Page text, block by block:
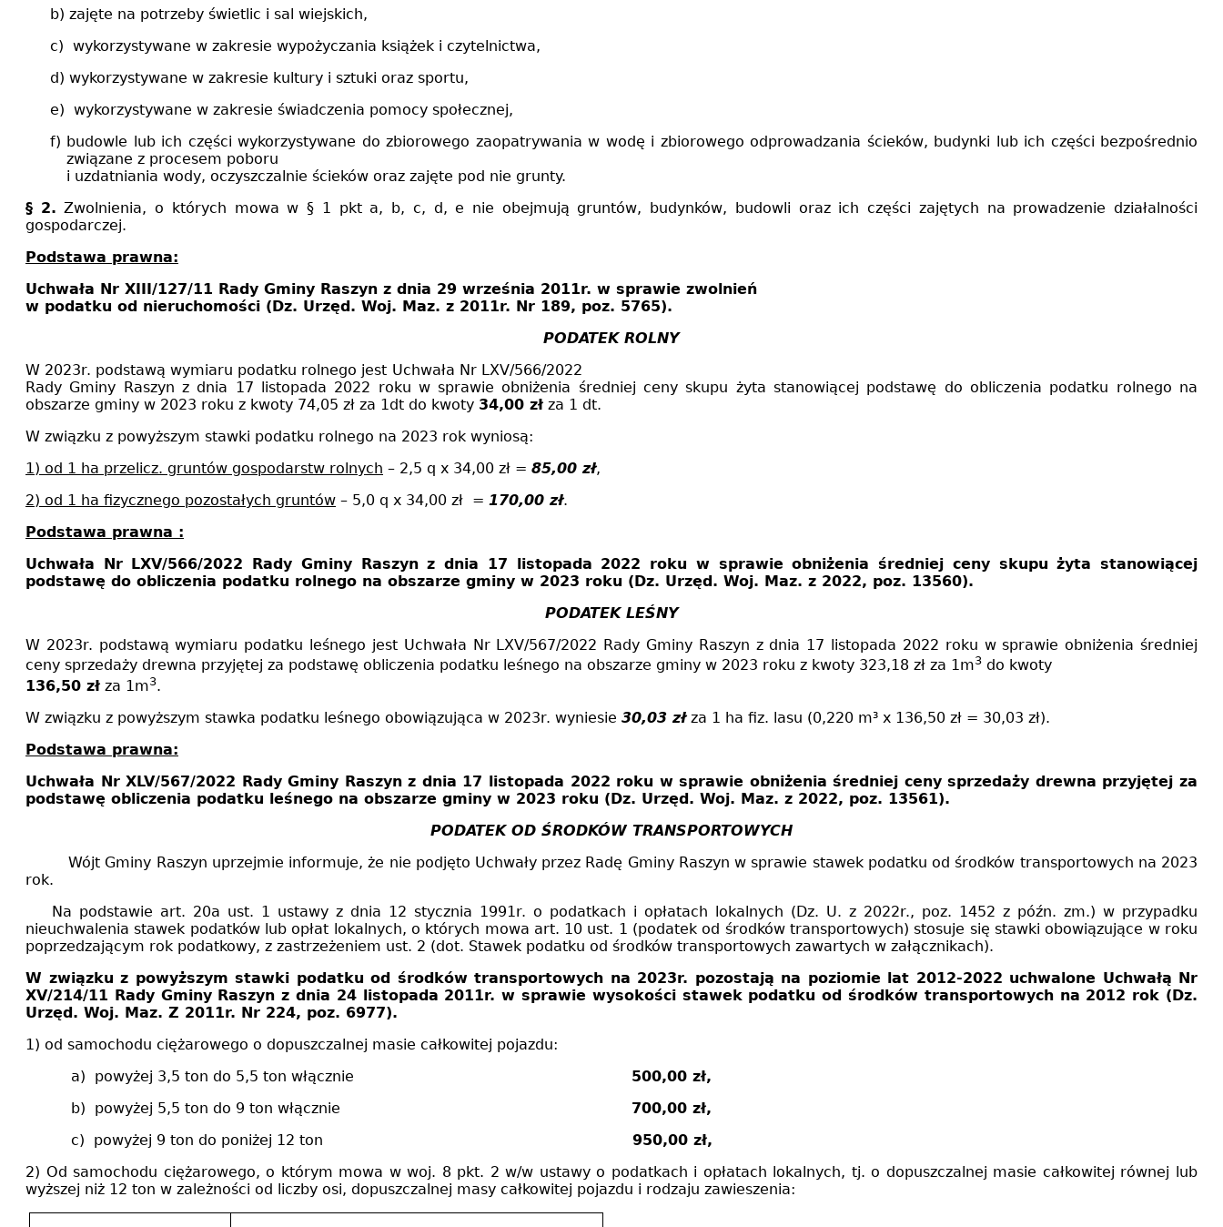
b) zajęte na potrzeby świetlic i sal wiejskich,
c) wykorzystywane w zakresie wypożyczania książek i czytelnictwa,
d) wykorzystywane w zakresie kultury i sztuki oraz sportu,
e) wykorzystywane w zakresie świadczenia pomocy społecznej,
f) budowle lub ich części wykorzystywane do zbiorowego zaopatrywania w wodę i zbiorowego odprowadzania ścieków, budynki lub ich części bezpośrednio
związane z procesem poboru
i uzdatniania wody, oczyszczalnie ścieków oraz zajęte pod nie grunty.
§ 2. Zwolnienia, o których mowa w § 1 pkt a, b, c, d, e nie obejmują gruntów, budynków, budowli oraz ich części zajętych na prowadzenie działalności
gospodarczej.
Podstawa prawna:
Uchwała Nr XIII/127/11 Rady Gminy Raszyn z dnia 29 września 2011r. w sprawie zwolnień
w podatku od nieruchomości (Dz. Urzęd. Woj. Maz. z 2011r. Nr 189, poz. 5765).
PODATEK ROLNY
W 2023r. podstawą wymiaru podatku rolnego jest Uchwała Nr LXV/566/2022
Rady Gminy Raszyn z dnia 17 listopada 2022 roku w sprawie obniżenia średniej ceny skupu żyta stanowiącej podstawę do obliczenia podatku rolnego na
obszarze gminy w 2023 roku z kwoty 74,05 zł za 1dt do kwoty 34,00 zł za 1 dt.
W związku z powyższym stawki podatku rolnego na 2023 rok wyniosą:
1) od 1 ha przelicz. gruntów gospodarstw rolnych – 2,5 q x 34,00 zł = 85,00 zł,
2) od 1 ha fizycznego pozostałych gruntów – 5,0 q x 34,00 zł = 170,00 zł.
Podstawa prawna :
Uchwała Nr LXV/566/2022
Rady Gminy Raszyn z dnia 17 listopada 2022 roku w sprawie obniżenia średniej ceny skupu żyta stanowiącej
podstawę do obliczenia podatku rolnego na obszarze gminy w 2023 roku (Dz. Urzęd. Woj. Maz. z 2022, poz. 13560).
PODATEK LEŚNY
W 2023r. podstawą wymiaru podatku leśnego jest Uchwała Nr LXV/567/2022 Rady Gminy Raszyn z dnia 17 listopada 2022 roku w sprawie obniżenia średniej
ceny sprzedaży drewna przyjętej za podstawę obliczenia podatku leśnego na obszarze gminy w 2023 roku z kwoty 323,18 zł za 1m3 do kwoty
136,50 zł za 1m3.
W związku z powyższym stawka podatku leśnego obowiązująca w 2023r. wyniesie 30,03 złza 1 ha fiz. lasu (0,220 m³ x 136,50 zł = 30,03 zł).
Podstawa prawna:
Uchwała NrXLV/567/2022 Rady Gminy Raszyn z dnia 17 listopada 2022 roku w sprawie obniżenia średniej ceny sprzedaży drewna przyjętej za
podstawę obliczenia podatku leśnego na obszarze gminy w 2023 roku (Dz. Urzęd. Woj. Maz. z 2022, poz. 13561).
PODATEK OD ŚRODKÓW TRANSPORTOWYCH
Wójt Gminy Raszyn uprzejmie informuje, że nie podjęto Uchwały przez Radę Gminy Raszyn w sprawie stawek podatku od środków transportowych na 2023
rok.
Na podstawie art. 20a ust. 1 ustawy z dnia 12 stycznia 1991r. o podatkach i opłatach lokalnych (Dz. U. z 2022r., poz. 1452 z późn. zm.) w przypadku
nieuchwalenia stawek podatków lub opłat lokalnych, o których mowa art. 10 ust. 1 (podatek od środków transportowych) stosuje się stawki obowiązujące w roku
poprzedzającym rok podatkowy, z zastrzeżeniem ust. 2 (dot. Stawek podatku od środków transportowych zawartych w załącznikach).
W związku z powyższym stawki podatku od środków transportowych na 2023r. pozostają na poziomie lat 2012-2022 uchwalone Uchwałą Nr
XV/214/11 Rady Gminy Raszyn z dnia 24 listopada 2011r. w sprawie wysokości stawek podatku od środków transportowych na 2012 rok (Dz.
Urzęd. Woj. Maz. Z 2011r. Nr 224, poz. 6977).
1) od samochodu ciężarowego o dopuszczalnej masie całkowitej pojazdu:
a) powyżej 3,5 ton do 5,5 ton włącznie 500,00 zł,
b) powyżej 5,5 ton do 9 ton włącznie 700,00 zł,
c) powyżej 9 ton do poniżej 12 ton 950,00 zł,
2) Od samochodu ciężarowego, o którym mowa w woj. 8 pkt. 2 w/w ustawy o podatkach i opłatach lokalnych, tj. o dopuszczalnej masie całkowitej równej lub
wyższej niż 12 ton w zależności od liczby osi, dopuszczalnej masy całkowitej pojazdu i rodzaju zawieszenia: